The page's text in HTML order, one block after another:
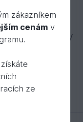
Osmo
vruty a lišty
uvádíme a
zákazníkem
cenámv
ze